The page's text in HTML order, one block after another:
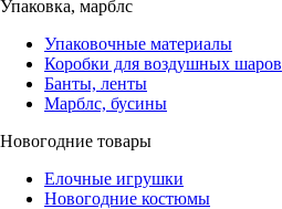
Упаковка, марблс
Упаковочные материалы
Коробки для воздушных шаров
Банты, ленты
Марблс, бусины
Новогодние товары
Елочные игрушки
Новогодние костюмы